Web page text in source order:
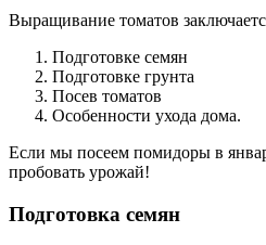
Выращивание томатов
Подготовке семян
Подготовке грунта
Посев томатов
Особенности ухода дома.
Если мы посеем помидоры в
пробовать урожай!
Подготовка семян